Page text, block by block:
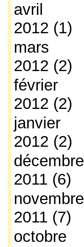
avril
2012 (1)
mars
2012 (2)
février
2012 (2)
janvier
2012 (2)
décembre
2011 (6)
novembre
2011 (7)
octobre